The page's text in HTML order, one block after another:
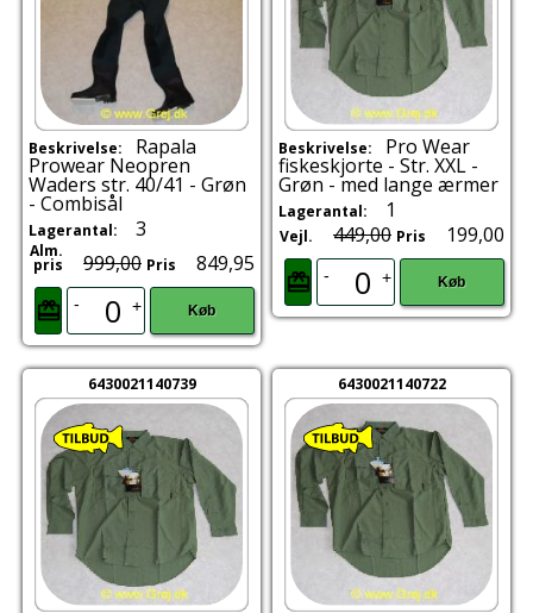
Beskrivelse: Rapala
Prowear Neopren
Waders str. 40/41 - Grøn
- Combisål
Lagerantal: 3
Alm.
pris 999,00 Pris 849,95
- + Køb
Beskrivelse: Pro Wear
fiskeskjorte - Str. XXL -
Grøn - med lange ærmer
Lagerantal: 1
Vejl. 449,00 Pris 199,00
- + Køb
6430021140739 6430021140722